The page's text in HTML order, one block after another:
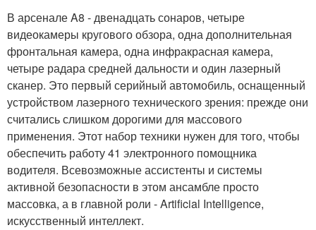
В арсенале A8 - двенадцать сонаров, четыре
видеокамеры кругового обзора, одна дополнительная
фронтальная камера, одна инфракрасная камера,
четыре радара средней дальности и один лазерный
сканер. Это первый серийный автомобиль, оснащенный
устройством лазерного технического зрения: прежде они
считались слишком дорогими для массового
применения. Этот набор техники нужен для того, чтобы
обеспечить работу 41 электронного помощника
водителя. Всевозможные ассистенты и системы
активной безопасности в этом ансамбле просто
массовка, а в главной роли - Artificial Intelligence,
искусственный интеллект.